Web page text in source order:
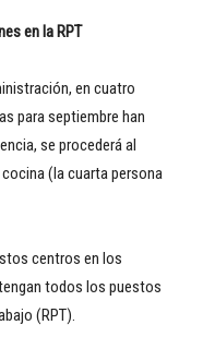
en la RPT
en cuatro
para septiembre han
se procederá al
(la cuarta persona
centros en los
todos los puestos
(RPT).